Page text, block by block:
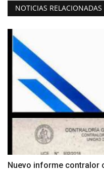
NOTICIAS RELACIONADAS
Nuevo informe contralor